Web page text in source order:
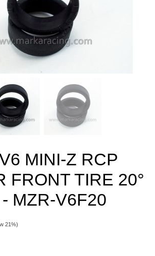
MINI-Z RCP
FRONT TIRE 20°
MZR-V6F20
21%)